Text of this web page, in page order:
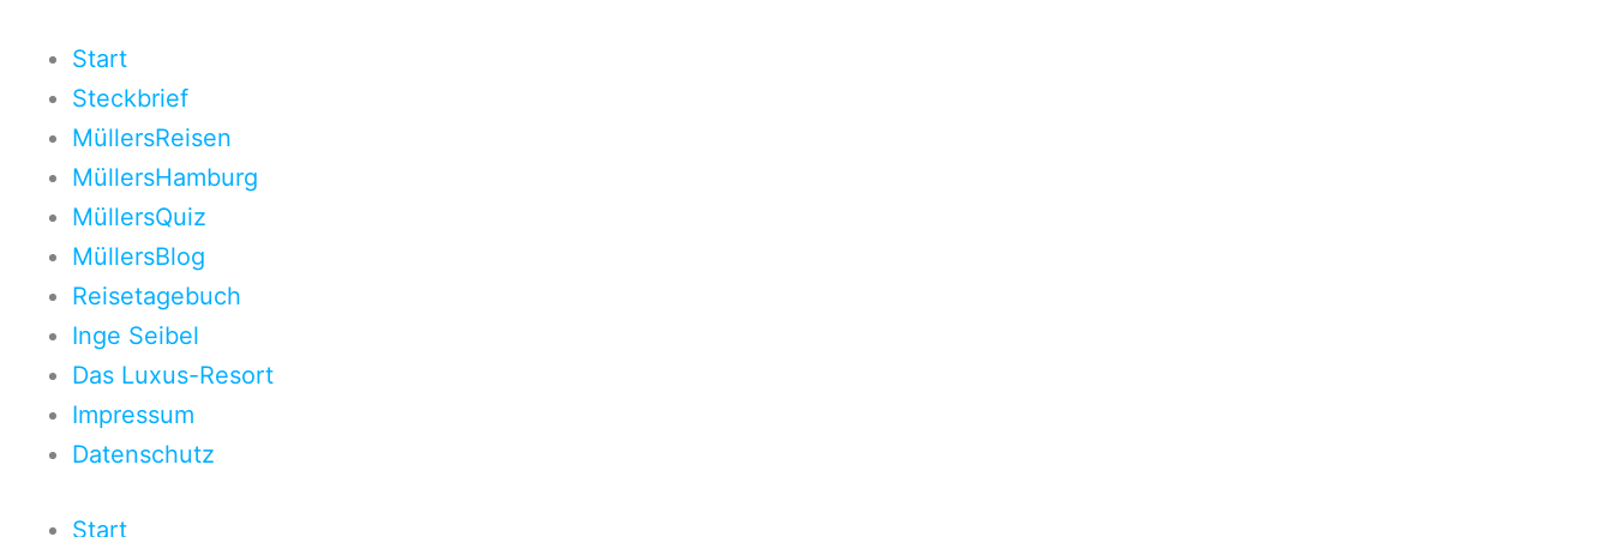
Inhalt
springen
Start
Steckbrief
MüllersReisen
MüllersHamburg
MüllersQuiz
MüllersBlog
Reisetagebuch
Inge Seibel
Das Luxus-Resort
Impressum
Datenschutz
Start